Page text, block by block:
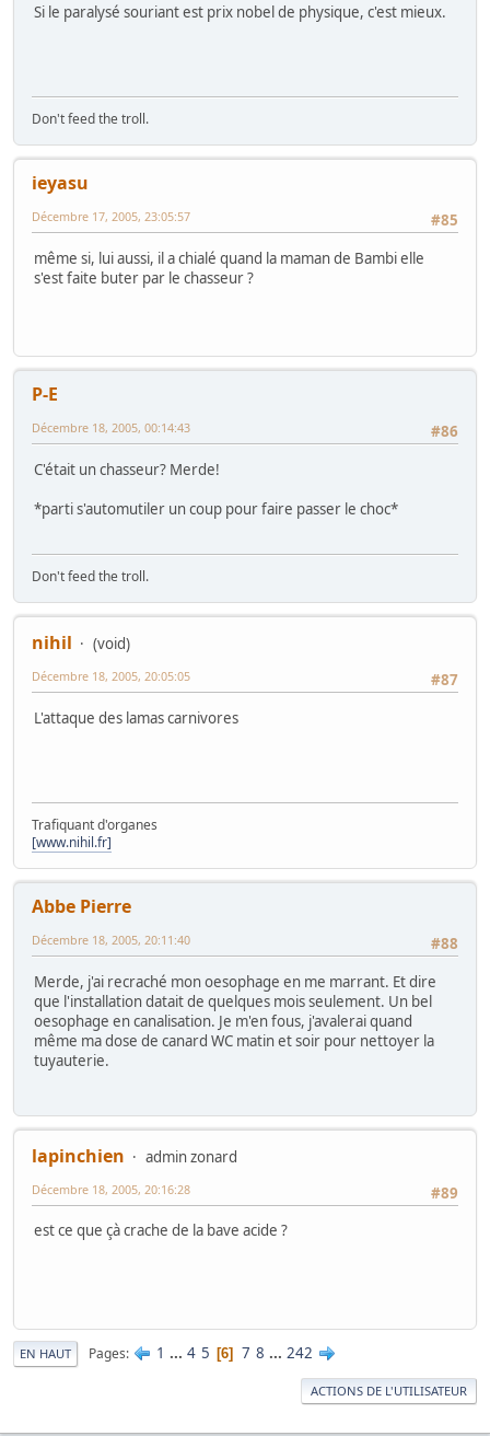
Si le paralysé souriant est prix nobel de physique, c'est mieux.
Don't feed the troll.
ieyasu
#85
Décembre 17, 2005, 23:05:57
même si, lui aussi, il a chialé quand la maman de Bambi elle
s'est faite buter par le chasseur ?
P-E
#86
Décembre 18, 2005, 00:14:43
C'était un chasseur? Merde!
*parti s'automutiler un coup pour faire passer le choc*
Don't feed the troll.
nihil
(void)
#87
Décembre 18, 2005, 20:05:05
L'attaque des lamas carnivores
Trafiquant d'organes
[www.nihil.fr]
Abbe Pierre
#88
Décembre 18, 2005, 20:11:40
Merde, j'ai recraché mon oesophage en me marrant. Et dire
que l'installation datait de quelques mois seulement. Un bel
oesophage en canalisation. Je m'en fous, j'avalerai quand
même ma dose de canard WC matin et soir pour nettoyer la
tuyauterie.
lapinchien
admin zonard
#89
Décembre 18, 2005, 20:16:28
est ce que çà crache de la bave acide ?
EN HAUT Pages 1 ... 4 5 6 7 8 ... 242
ACTIONS DE L'UTILISATEUR